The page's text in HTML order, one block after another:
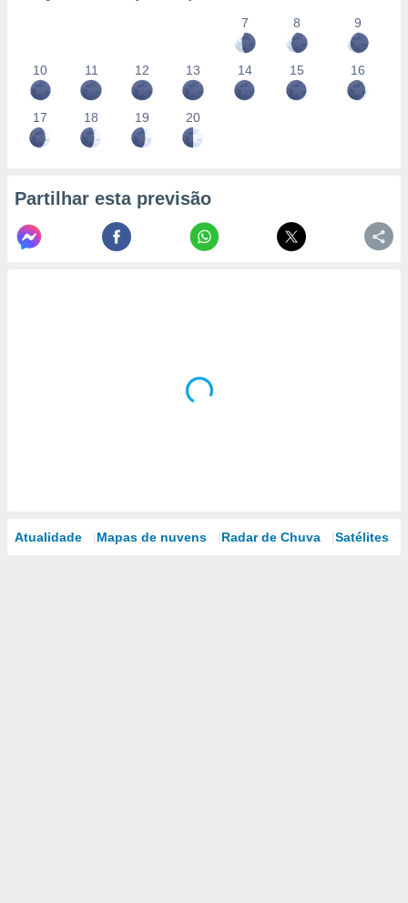
7
8 9
10 11 12 13 14 15 16
17 18 19 20
Partilhar esta previsão
Atualidade Mapas de nuvens Radar de Chuva Satélites